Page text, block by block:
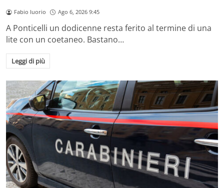
Fabio Iuorio Ago 6, 2026 9:45
A Ponticelli un dodicenne resta ferito al termine di una
lite con un coetaneo. Bastano…
Leggi di più